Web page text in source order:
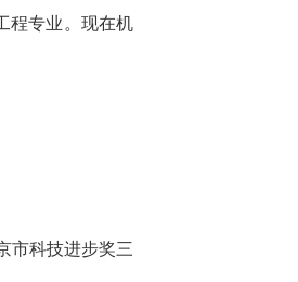
程专业。现在机
市科技进步奖三